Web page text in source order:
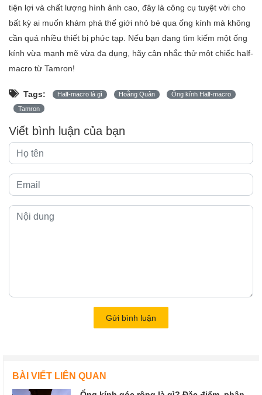
tiện lợi và chất lượng hình ảnh cao, đây là công cụ tuyệt vời cho
bất kỳ ai muốn khám phá thế giới nhỏ bé qua ống kính mà không
cần quá nhiều thiết bị phức tạp. Nếu bạn đang tìm kiếm một ống
kính vừa mạnh mẽ vừa đa dụng, hãy cân nhắc thử một chiếc half-
macro từ Tamron!
Tags: Half-macro là gì Hoằng Quân Ống kính Half-macro
Tamron
Viết bình luận của bạn
Gửi bình luận
BÀI VIẾT LIÊN QUAN